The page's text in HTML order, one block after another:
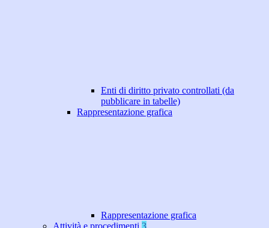
Enti di diritto privato controllati (da
pubblicare in tabelle)
Rappresentazione grafica
Rappresentazione grafica